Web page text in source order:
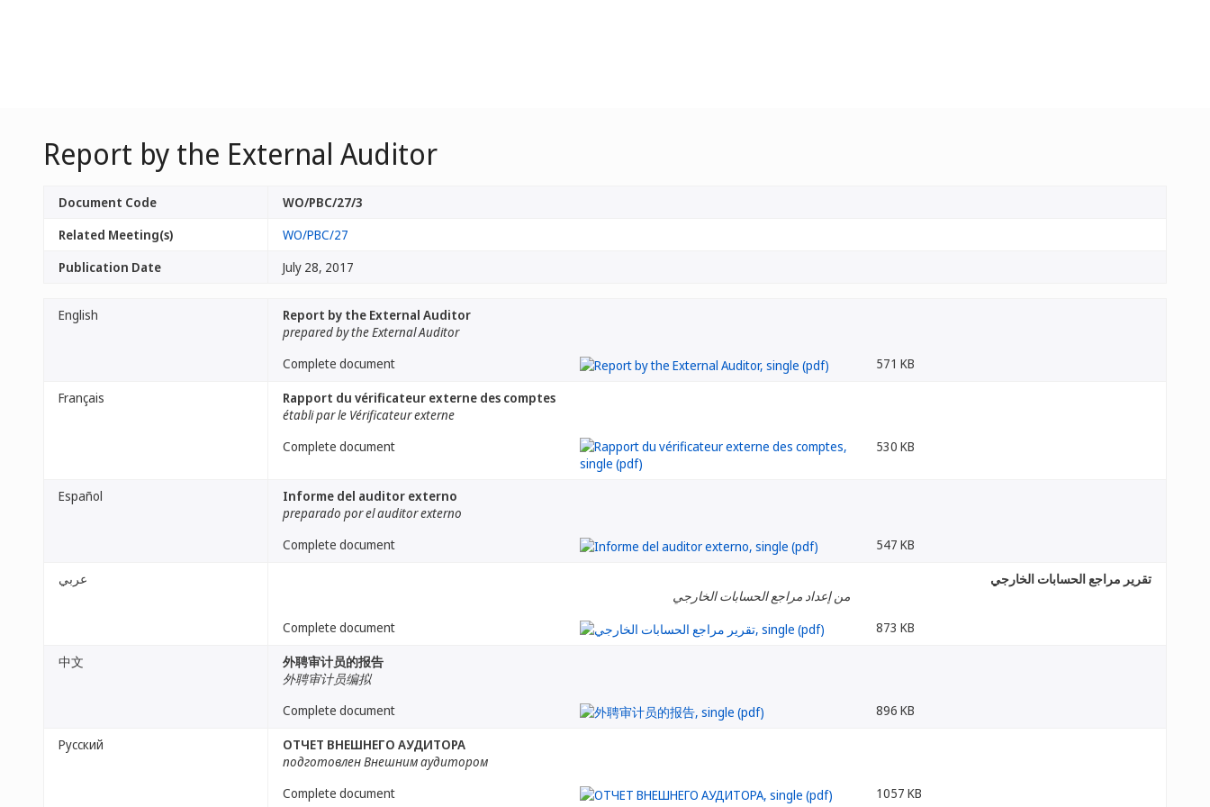
Report by the External Auditor
Document Code
WO/PBC/27/3
Related Meeting(s)
WO/PBC/27
Publication Date
July 28, 2017
English
Report by the External Auditor
prepared by the External Auditor
Complete document
571 KB
Français
Rapport du vérificateur externe des comptes
établi par le Vérificateur externe
Complete document
530 KB
Español
Informe del auditor externo
preparado por el auditor externo
Complete document
547 KB
عربي
تقرير مراجع الحسابات الخارجي
من إعداد مراجع الحسابات الخارجي
Complete document
873 KB
中文
外聘审计员的报告
外聘审计员编拟
Complete document
896 KB
Русский
ОТЧЕТ ВНЕШНЕГО АУДИТОРА
подготовлен Внешним аудитором
Complete document
1057 KB